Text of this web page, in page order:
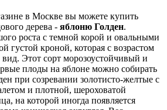
в Москве вы можете купить
дерева - яблоню Голден.
роста с темной корой и овальными
густой кроной, которая с возрастом
Этот сорт морозоустойчивый и
плоды на яблоне можно собирать
при созревании золотисто-желтые с
и плотной, шероховатой
на которой иногда появляется